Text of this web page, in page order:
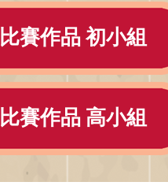
比賽作品 初小組
比賽作品 高小組